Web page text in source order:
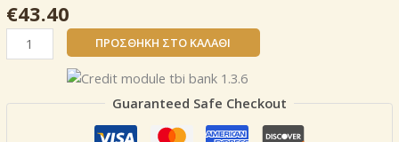
€43.40
BLING
BLING313928
ΠΡΟΣΘΉΚΗ ΣΤΟ ΚΑΛΆΘΙ
Guaranteed Safe Checkout